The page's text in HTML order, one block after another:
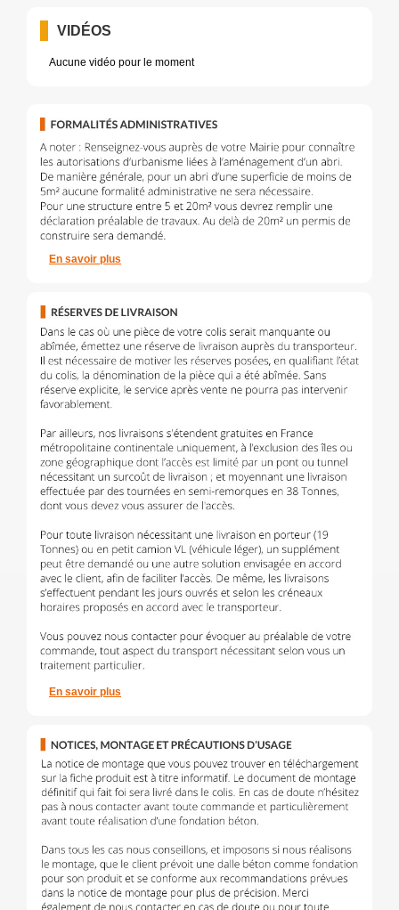
VIDÉOS
Aucune vidéo pour le moment
En savoir plus
En savoir plus